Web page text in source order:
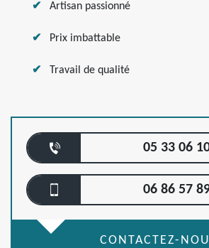
Artisan passionné
Prix imbattable
Travail de qualité
05 33 06
06 86 57
CONTACTEZ-